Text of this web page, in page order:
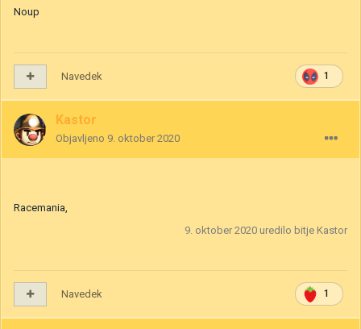
Noup
1
Navedek
Kastor
Objavljeno 9. oktober 2020
Racemania,
9. oktober 2020 uredilo bitje Kastor
1
Navedek